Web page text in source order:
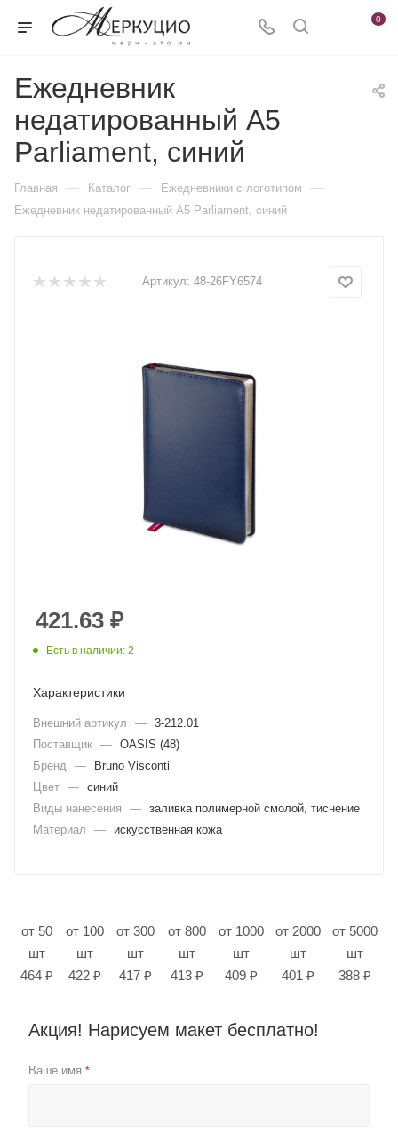
0
Ежедневник
недатированный А5
Parliament, синий
Главная — Каталог — Ежедневники c логотипом —
Ежедневник недатированный А5 Parliament, синий
Артикул: 48-26FY6574
421.63 ₽
Есть в наличии: 2
Характеристики
Внешний артикул — 3-212.01
Поставщик — OASIS (48)
Бренд
—
Bruno Visconti
Цвет — синий
Виды нанесения
— заливка полимерной смолой, тиснение
Материал
— искусственная кожа
от 50
шт
464 ₽
от 100
шт
422 ₽
от 300
шт
417 ₽
от 800
шт
413 ₽
от 1000
шт
409 ₽
от 2000
шт
401 ₽
от 5000
шт
388 ₽
Акция! Нарисуем макет бесплатно!
Ваше имя *